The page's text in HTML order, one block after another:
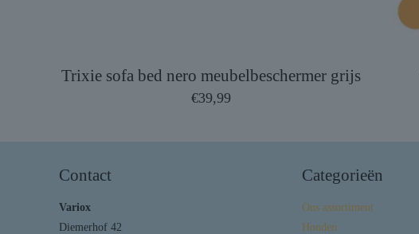
Trixie sofa bed nero meubelbeschermer grijs
€39,99
Contact
Variox
Diemerhof 42
Categorieën
Ons assortiment
Honden